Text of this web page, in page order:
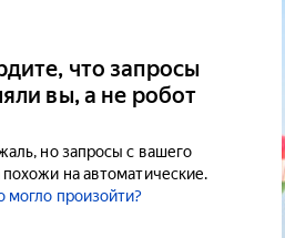
что запросы
вы, а не робот
но запросы с вашего
похожи на автоматические.
могло произойти?